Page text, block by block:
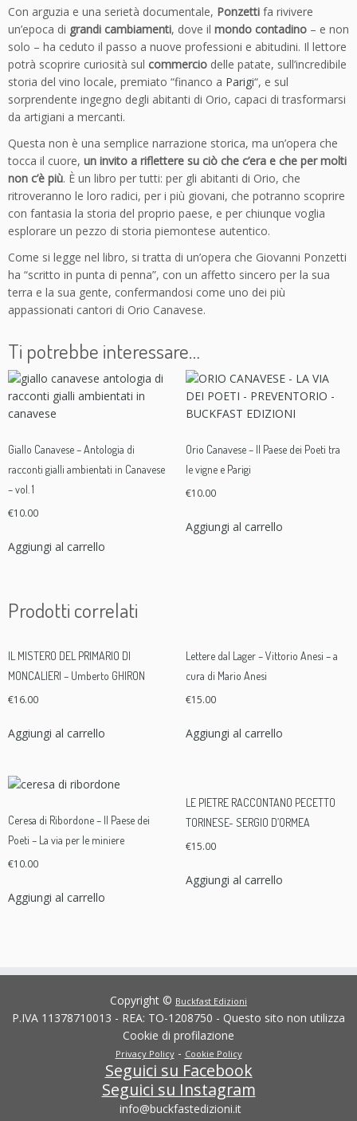
n
i
P
o
n
z
e
t
i
q
u
a
n
t
i
t
à
Con arguzia e una serietà documentale, Ponzetti fa rivivere
un’epoca di grandi cambiamenti, dove il mondo contadino – e non
solo – ha ceduto il passo a nuove professioni e abitudini. Il lettore
potrà scoprire curiosità sul commercio delle patate, sull’incredibile
storia del vino locale, premiato “financo a Parigi“, e sul
sorprendente ingegno degli abitanti di Orio, capaci di trasformarsi
da artigiani a mercanti.
Questa non è una semplice narrazione storica, ma un’opera che
tocca il cuore, un invito a riflettere su ciò che c’era e che per molti
non c’è più. È un libro per tutti: per gli abitanti di Orio, che
ritroveranno le loro radici, per i più giovani, che potranno scoprire
con fantasia la storia del proprio paese, e per chiunque voglia
esplorare un pezzo di storia piemontese autentico.
Come si legge nel libro, si tratta di un’opera che Giovanni Ponzetti
ha “scritto in punta di penna”, con un affetto sincero per la sua
terra e la sua gente, confermandosi come uno dei più
appassionati cantori di Orio Canavese.
Ti potrebbe interessare…
Giallo Canavese – Antologia di
racconti gialli ambientati in Canavese
– vol. 1
€10.00
Aggiungi al carrello
Orio Canavese – Il Paese dei Poeti tra
le vigne e Parigi
€10.00
Aggiungi al carrello
Prodotti correlati
IL MISTERO DEL PRIMARIO DI
MONCALIERI – Umberto GHIRON
€16.00
Aggiungi al carrello
Lettere dal Lager – Vittorio Anesi – a
cura di Mario Anesi
€15.00
Aggiungi al carrello
Ceresa di Ribordone – Il Paese dei
Poeti – La via per le miniere
€10.00
Aggiungi al carrello
LE PIETRE RACCONTANO PECETTO
TORINESE- SERGIO D’ORMEA
€15.00
Aggiungi al carrello
Copyright © Buckfast Edizioni
P.IVA 11378710013 - REA: TO-1208750 - Questo sito non utilizza
Cookie di profilazione
Privacy Policy- Cookie Policy
Seguici su Facebook
Seguici su Instagram
info@buckfastedizioni.it